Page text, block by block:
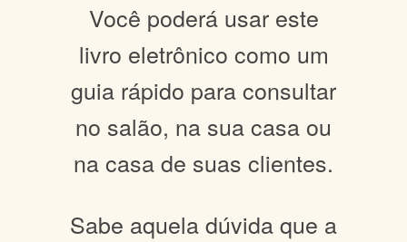
Você poderá usar este
livro eletrônico como um
guia rápido para consultar
no salão, na sua casa ou
na casa de suas clientes.
Sabe aquela dúvida que a